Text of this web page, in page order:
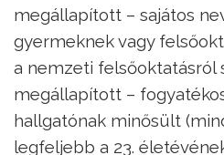
megállapított – sajátos
gyermeknek vagy
a nemzeti felsőoktatásról
megállapított –
hallgatónak minősült
legfeljebb a 23.